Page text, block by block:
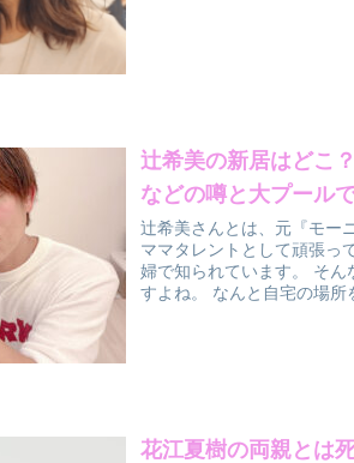
辻希美の新居はどこ
などの噂と大プール
辻希美さんとは、元『モー
ママタレントとして頑張っ
婦で知られています。 そん
すよね。 なんと自宅の場所
花江夏樹の両親とは